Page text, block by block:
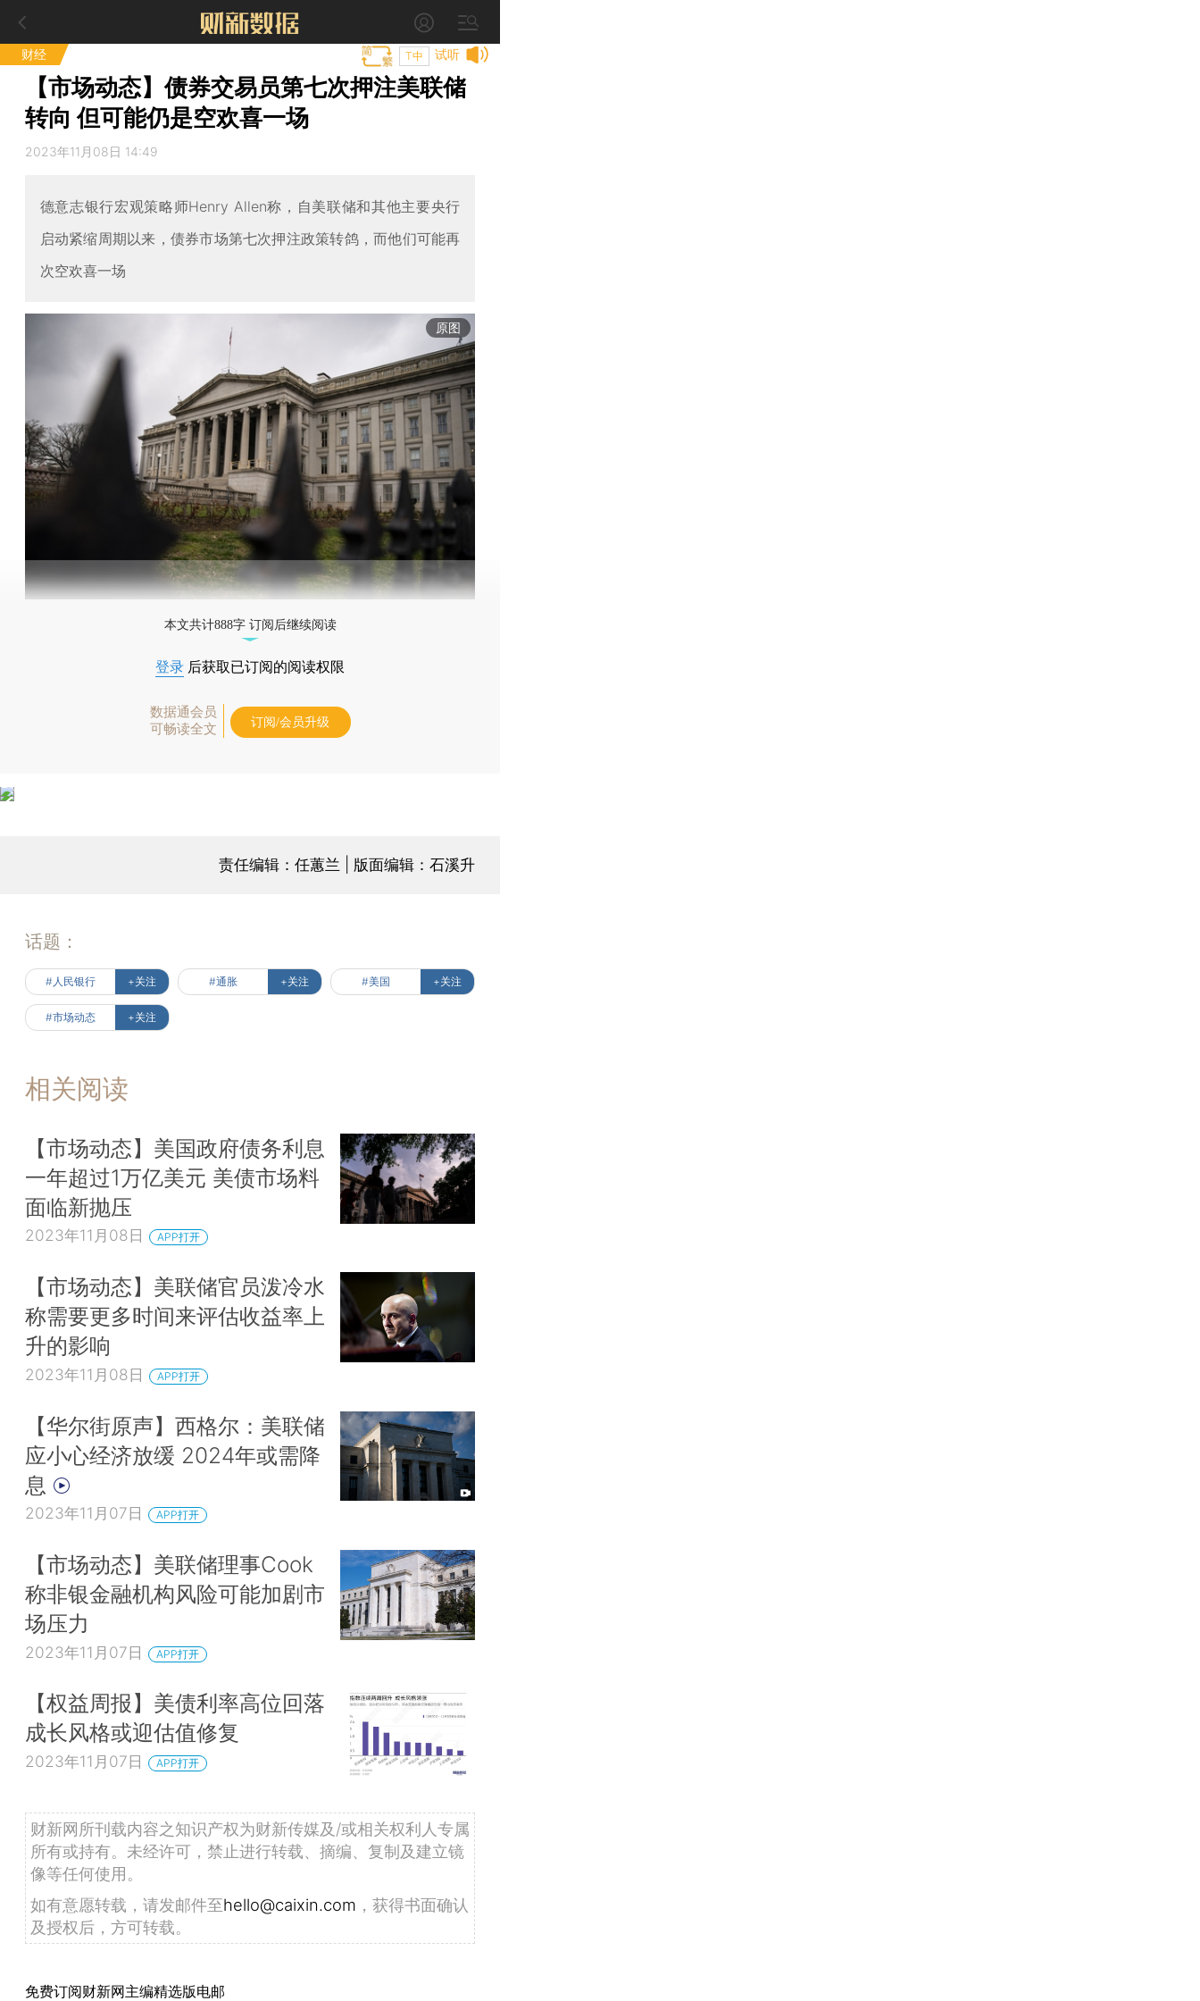
财经 试听
T中
【市场动态】债券交易员第七次押注美联储
转向 但可能仍是空欢喜一场
2023年11月08日 14:49
德意志银行宏观策略师Henry Allen称，自美联储和其他主要央行
启动紧缩周期以来，债券市场第七次押注政策转鸽，而他们可能再
次空欢喜一场
原图
本文共计888字 订阅后继续阅读
登录 后获取已订阅的阅读权限
数据通会员
可畅读全文
订阅/会员升级
责任编辑：任蕙兰 | 版面编辑：石溪升
话题：
#人民银行 +关注 #通胀 +关注 #美国 +关注
#市场动态 +关注
相关阅读
【市场动态】美国政府债务利息
一年超过1万亿美元 美债市场料
面临新抛压
2023年11月08日 APP打开
【市场动态】美联储官员泼冷水
称需要更多时间来评估收益率上
升的影响
2023年11月08日 APP打开
【华尔街原声】西格尔：美联储
应小心经济放缓 2024年或需降
息
2023年11月07日 APP打开
【市场动态】美联储理事Cook
称非银金融机构风险可能加剧市
场压力
2023年11月07日 APP打开
【权益周报】美债利率高位回落
成长风格或迎估值修复
2023年11月07日 APP打开
财新网所刊载内容之知识产权为财新传媒及/或相关权利人专属
所有或持有。未经许可，禁止进行转载、摘编、复制及建立镜
像等任何使用。
如有意愿转载，请发邮件至hello@caixin.com ，获得书面确认
及授权后，方可转载。
免费订阅财新网主编精选版电邮